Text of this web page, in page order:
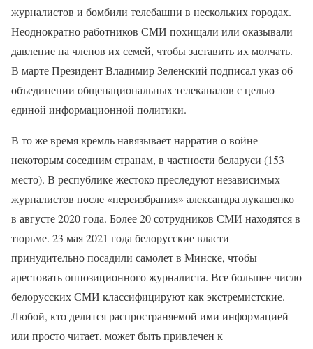
журналистов и бомбили телебашни в нескольких городах.
Неоднократно работников СМИ похищали или оказывали
давление на членов их семей, чтобы заставить их молчать.
В марте Президент Владимир Зеленский подписал указ об
объединении общенациональных телеканалов с целью
единой информационной политики.
В то же время кремль навязывает нарратив о войне
некоторым соседним странам, в частности беларуси (153
место). В республике жестоко преследуют независимых
журналистов после «переизбрания» александра лукашенко
в августе 2020 года. Более 20 сотрудников СМИ находятся в
тюрьме. 23 мая 2021 года белорусские власти
принудительно посадили самолет в Минске, чтобы
арестовать оппозиционного журналиста. Все большее число
белорусских СМИ классифицируют как экстремистские.
Любой, кто делится распространяемой ими информацией
или просто читает, может быть привлечен к